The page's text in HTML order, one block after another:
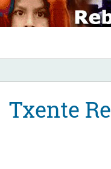
Skip
to
content
Txente